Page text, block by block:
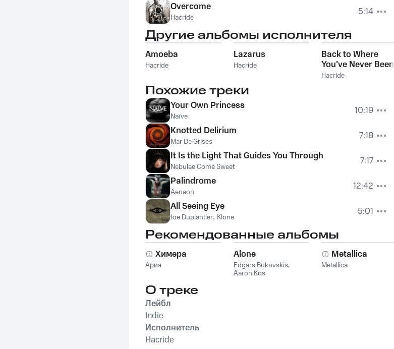
Overcome
Hacride 5:14
Другие альбомы исполнителя
Amoeba
Hacride
Lazarus
Hacride
Back to Where
You've Never Been
Hacride
Похожие треки
Your Own Princess
Naïve
10:19
Knotted Delirium
Mar De Grises
7:18
It Is the Light That Guides You Through
Nebulae Come Sweet
7:17
Palindrome
Aenaon
12:42
All Seeing Eye
Joe Duplantier, Klone 5:01
Рекомендованные альбомы
Химера
Ария
Alone
Edgars Bukovskis,
Aaron Kos
Metallica
Metallica
О треке
Лейбл
Indie
Исполнитель
Hacride